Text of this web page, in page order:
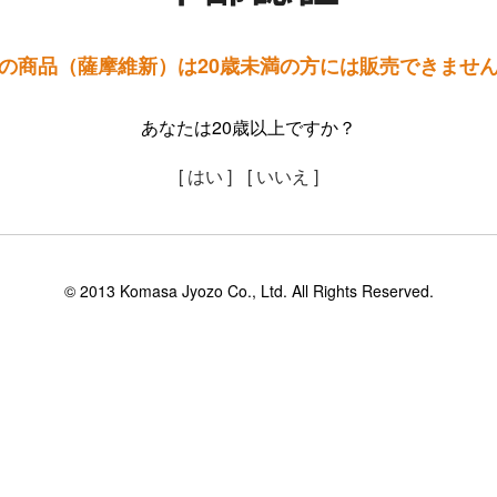
商品（薩摩維新）は20歳未満の方には販売できませ
あなたは20歳以上ですか？
[ はい ]
[ いいえ ]
© 2013 Komasa Jyozo Co., Ltd. All Rights Reserved.